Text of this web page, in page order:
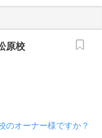
原校
オーナー様ですか？